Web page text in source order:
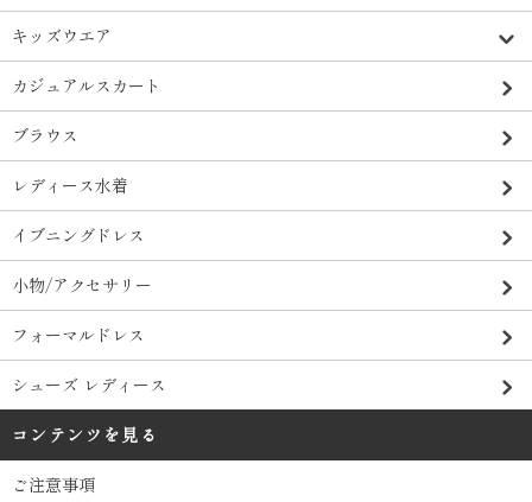
キッズウエア
カジュアルスカート
ブラウス
レディース水着
イブニングドレス
小物/アクセサリー
フォーマルドレス
シューズ レディース
コンテンツを見る
ご注意事項